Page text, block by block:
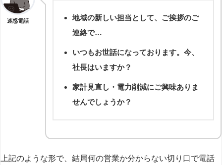
迷惑電話
地域の新しい担当として、ご挨拶のご
連絡で…
いつもお世話になっております。今、
社長はいますか？
家計見直し・電力削減にご興味ありま
せんでしょうか？
上記のような形で、結局何の営業か分からない切り口で電話